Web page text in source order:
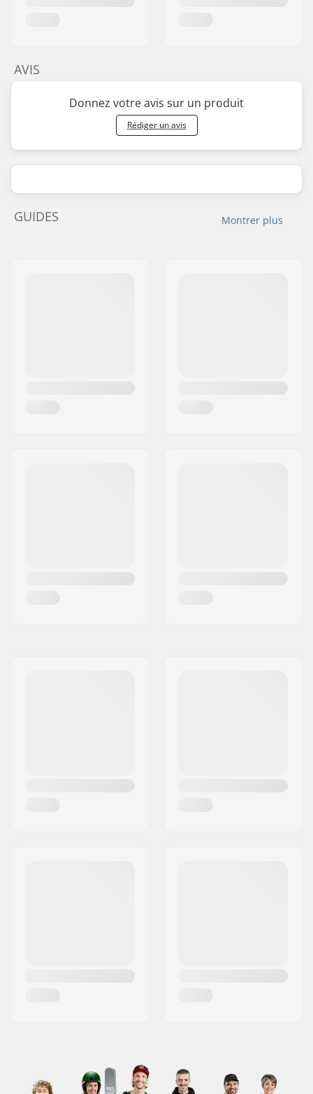
AVIS
Donnez votre avis sur un produit
Rédiger un avis
Montrer plus
GUIDES